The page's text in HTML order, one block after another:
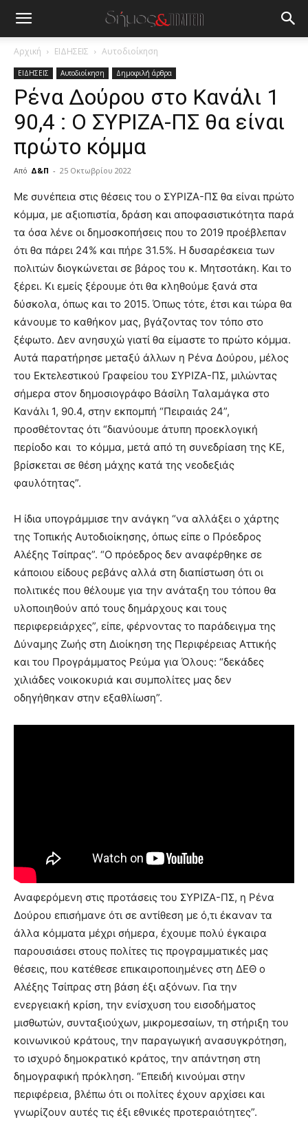
Αρχική ΕΙΔΗΣΕΙΣ Αυτοδιοίκηση
ΕΙΔΗΣΕΙΣ Αυτοδιοίκηση Δημοφιλή άρθρα
Ρένα Δούρου στο Κανάλι 1
90,4 : Ο ΣΥΡΙΖΑ-ΠΣ θα είναι
πρώτο κόμμα
Από Δ&Π - 25 Οκτωβρίου 2022
blonde
lesbians
very
hot
cam
show.desi
xxx
lyons
teaches
you
the
of
pain.
pornhun
hd
porn
Με συνέπεια στις θέσεις του ο ΣΥΡΙΖΑ-ΠΣ θα είναι πρώτο
κόμμα, με αξιοπιστία, δράση και αποφασιστικότητα παρά
τα όσα λένε οι δημοσκοπήσεις που το 2019 προέβλεπαν
ότι θα πάρει 24% και πήρε 31.5%. Η δυσαρέσκεια των
πολιτών διογκώνεται σε βάρος του κ. Μητσοτάκη. Και το
ξέρει. Κι εμείς ξέρουμε ότι θα κληθούμε ξανά στα
δύσκολα, όπως και το 2015. Όπως τότε, έτσι και τώρα θα
κάνουμε το καθήκον μας, βγάζοντας τον τόπο στο
ξέφωτο. Δεν ανησυχώ γιατί θα είμαστε το πρώτο κόμμα.
Αυτά παρατήρησε μεταξύ άλλων η Ρένα Δούρου, μέλος
του Εκτελεστικού Γραφείου του ΣΥΡΙΖΑ-ΠΣ, μιλώντας
σήμερα στον δημοσιογράφο Βάσίλη Ταλαμάγκα στο
Κανάλι 1, 90.4, στην εκπομπή “Πειραιάς 24”,
προσθέτοντας ότι “διανύουμε άτυπη προεκλογική
περίοδο και το κόμμα, μετά από τη συνεδρίαση της ΚΕ,
βρίσκεται σε θέση μάχης κατά της νεοδεξιάς
φαυλότητας”.
Η ίδια υπογράμμισε την ανάγκη “να αλλάξει ο χάρτης
της Τοπικής Αυτοδιοίκησης, όπως είπε ο Πρόεδρος
Αλέξης Τσίπρας”. “Ο πρόεδρος δεν αναφέρθηκε σε
κάποιου είδους ρεβάνς αλλά στη διαπίστωση ότι οι
πολιτικές που θέλουμε για την ανάταξη του τόπου θα
υλοποιηθούν από τους δημάρχους και τους
περιφερειάρχες”, είπε, φέρνοντας το παράδειγμα της
Δύναμης Ζωής στη Διοίκηση της Περιφέρειας Αττικής
και του Προγράμματος Ρεύμα για Όλους: “δεκάδες
χιλιάδες νοικοκυριά και συμπολίτες μας δεν
οδηγήθηκαν στην εξαθλίωση”.
Αναφερόμενη στις προτάσεις του ΣΥΡΙΖΑ-ΠΣ, η Ρένα
Δούρου επισήμανε ότι σε αντίθεση με ό,τι έκαναν τα
άλλα κόμματα μέχρι σήμερα, έχουμε πολύ έγκαιρα
παρουσιάσει στους πολίτες τις προγραμματικές μας
θέσεις, που κατέθεσε επικαιροποιημένες στη ΔΕΘ ο
Αλέξης Τσίπρας στη βάση έξι αξόνων. Για την
ενεργειακή κρίση, την ενίσχυση του εισοδήματος
μισθωτών, συνταξιούχων, μικρομεσαίων, τη στήριξη του
κοινωνικού κράτους, την παραγωγική ανασυγκρότηση,
το ισχυρό δημοκρατικό κράτος, την απάντηση στη
δημογραφική πρόκληση. “Επειδή κινούμαι στην
περιφέρεια, βλέπω ότι οι πολίτες έχουν αρχίσει και
γνωρίζουν αυτές τις έξι εθνικές προτεραιότητες”.